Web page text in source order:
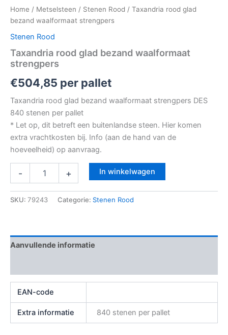
Home / Metselsteen / Stenen Rood / Taxandria rood glad
bezand waalformaat strengpers
Stenen Rood
Taxandria rood glad bezand waalformaat
strengpers
€504,85 per pallet
Taxandria rood glad bezand waalformaat strengpers DES
840 stenen per pallet
* Let op, dit betreft een buitenlandse steen. Hier komen
extra vrachtkosten bij. Info (aan de hand van de
hoeveelheid) op aanvraag.
- + In winkelwagen
SKU: 79243 Categorie: Stenen Rood
Aanvullende informatie
EAN-code
Extra informatie 840 stenen per pallet